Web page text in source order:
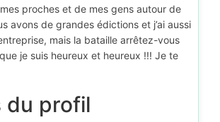
proches et de mes gens autour de
avons de grandes édictions et j’ai aussi
mais la bataille arrêtez-vous
je suis heureux et heureux !!! Je te
du profil